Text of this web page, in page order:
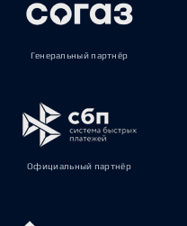
Генеральный партнёр
Официальный партнёр